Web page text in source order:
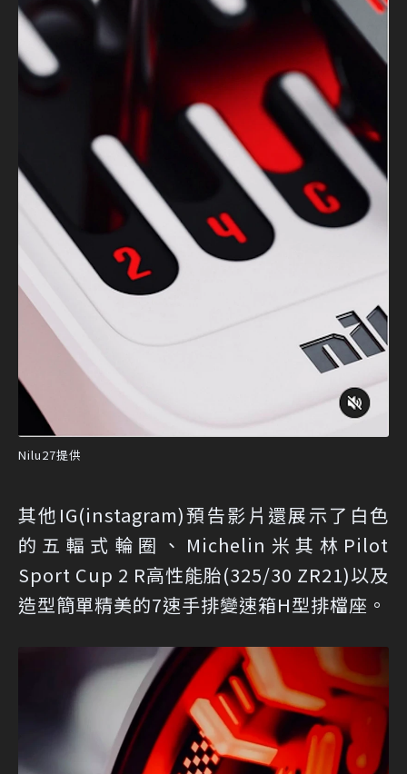
Nilu27提供
其他IG(instagram)預告影片還展示了白色
的五輻式輪圈、Michelin米其林Pilot
Sport Cup 2 R高性能胎(325/30 ZR21)以及
造型簡單精美的7速手排變速箱H型排檔座。